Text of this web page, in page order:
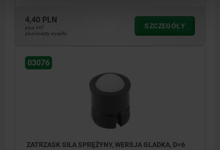
4,40 PLN
plus VAT
plus koszty wysyłki
SZCZEGÓŁY
03076
ZATRZASK SIŁA SPRĘŻYNY, WERSJA GLADKA, D=6